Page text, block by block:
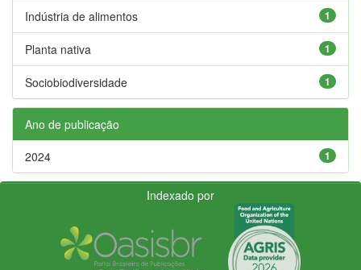
1
Indústria de alimentos
1
Planta nativa
1
Sociobiodiversidade
Ano de publicação
1
2024
Indexado por